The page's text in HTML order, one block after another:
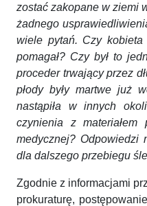
zostać zakopane w ziemi
żadnego
wiele pytań. Czy kobieta
pomagał? Czy był to
proceder trwający przez
płody były martwe już
nastąpiła w innych
czynienia z materiałem
medycznej? Odpowiedzi
dla dalszego przebiegu
Zgodnie z informacjami
prokuraturę,